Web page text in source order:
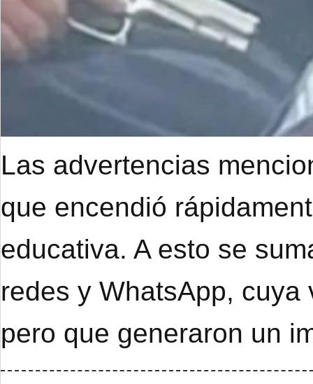
Las advertencias
que encendió
educativa. A esto se
redes y WhatsApp,
pero que generaron un